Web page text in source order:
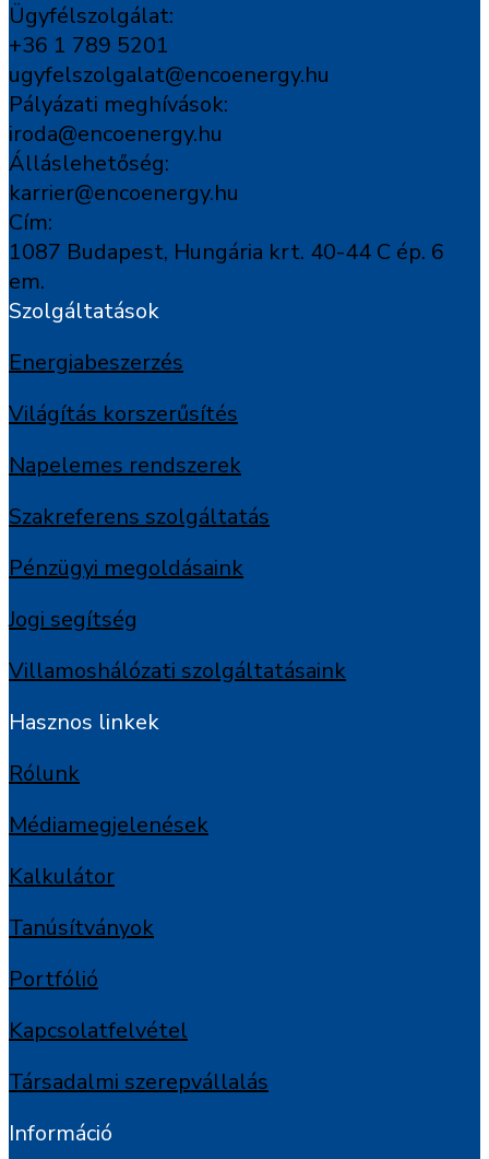
Ügyfélszolgálat:
+36 1 789 5201
ugyfelszolgalat@encoenergy.hu
Pályázati meghívások:
iroda@encoenergy.hu
Álláslehetőség:
karrier@encoenergy.hu
Cím:
1087 Budapest, Hungária krt. 40-44 C ép. 6
em.
Szolgáltatások
Energiabeszerzés
Világítás korszerűsítés
Napelemes rendszerek
Szakreferens szolgáltatás
Pénzügyi megoldásaink
Jogi segítség
Villamoshálózati szolgáltatásaink
Hasznos linkek
Rólunk
Médiamegjelenések
Kalkulátor
Tanúsítványok
Portfólió
Kapcsolatfelvétel
Társadalmi szerepvállalás
Információ